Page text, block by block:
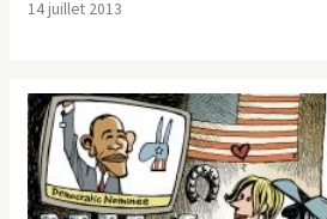
14 juillet 2013